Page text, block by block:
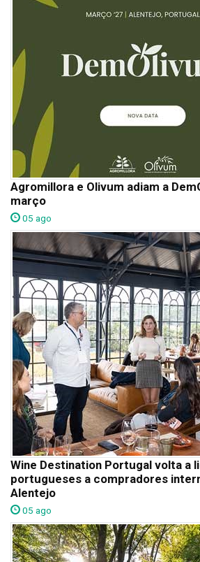
Agromillora e Olivum adiam a
março
05 ago
Wine Destination Portugal volta a
portugueses a compradores
Alentejo
05 ago